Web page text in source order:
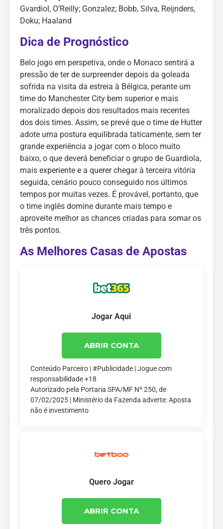
Gvardiol, O’Reilly; Gonzalez; Bobb, Silva, Reijnders,
Doku; Haaland
Dica de Prognóstico
Belo jogo em perspetiva, onde o Monaco sentirá a
pressão de ter de surpreender depois da goleada
sofrida na visita da estreia à Bélgica, perante um
time do Manchester City bem superior e mais
moralizado depois dos resultados mais recentes
dos dois times. Assim, se prevê que o time de Hutter
adote uma postura equilibrada taticamente, sem ter
grande experiência a jogar com o bloco muito
baixo, o que deverá beneficiar o grupo de Guardiola,
mais experiente e a querer chegar à terceira vitória
seguida, cenário pouco conseguido nos últimos
tempos por muitas vezes. É provável, portanto, que
o time inglês domine durante mais tempo e
aproveite melhor as chances criadas para somar os
três pontos.
As Melhores Casas de Apostas
Jogar Aqui
ABRIR CONTA
Conteúdo Parceiro | #Publicidade | Jogue com
responsabilidade +18
Autorizado pela Portaria SPA/MF Nº 250, de
07/02/2025 | Ministério da Fazenda adverte: Aposta
não é investimento
Quero Jogar
ABRIR CONTA